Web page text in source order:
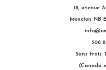
18, avenue
Moncton NB
506
Sans frais:
(Canada